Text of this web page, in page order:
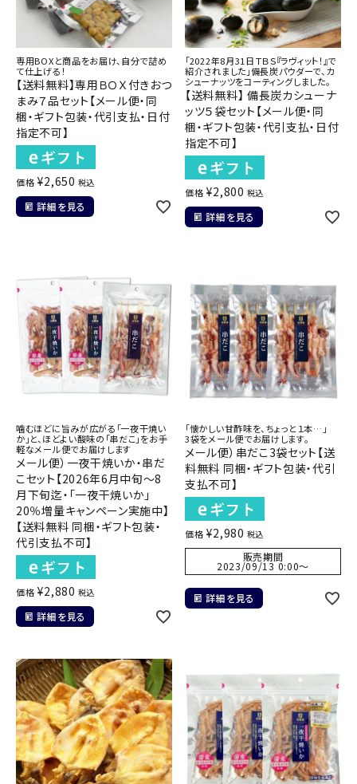
専用BOXと商品をお届け、自分で詰め
て仕上げる！
【送料無料】専用ＢＯＸ付きおつ
まみ７品セット【メール便・同
梱・ギフト包装・代引支払・日付
指定不可】
価格 ¥2,650 税込
詳細を見る
「2022年8月31日ＴＢＳ『ラヴィット！』で
紹介されました」備長炭パウダーで、カ
シューナッツをコーティングしました。
【送料無料】 備長炭カシューナ
ッツ５袋セット【メール便・同
梱・ギフト包装・代引支払・日付
指定不可】
価格 ¥2,800 税込
詳細を見る
噛むほどに旨みが広がる「一夜干焼い
か」と、ほどよい酸味の「串だこ」をお手
軽なメール便でお届けします
メール便）一夜干焼いか・串だ
こセット【2026年6月中旬～8
月下旬迄・「一夜干焼いか」
20％増量キャンペーン実施中】
【送料無料 同梱・ギフト包装・
代引支払不可】
価格 ¥2,880 税込
詳細を見る
「懐かしい甘酢味を、ちょっと１本…」
3袋をメール便でお届けします。
メール便）串だこ3袋セット【送
料無料 同梱・ギフト包装・代引
支払不可】
価格 ¥2,980 税込
販売期間
2023/09/13 0:00〜
詳細を見る